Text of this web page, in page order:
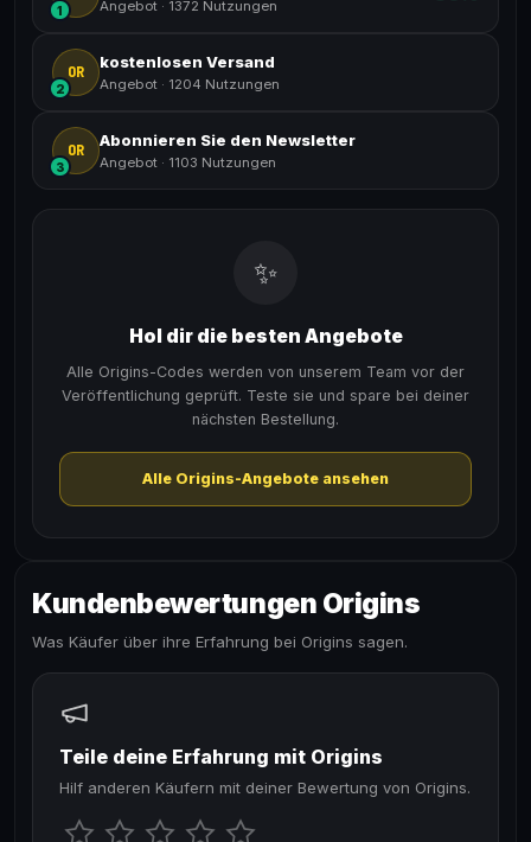
1 Angebot · 1372 Nutzungen
OR
2
kostenlosen Versand
Angebot · 1204 Nutzungen
OR
3
Abonnieren Sie den Newsletter
Angebot · 1103 Nutzungen
✨
Hol dir die besten Angebote
Alle Origins-Codes werden von unserem Team vor der
Veröffentlichung geprüft. Teste sie und spare bei deiner
nächsten Bestellung.
Alle Origins-Angebote ansehen
Kundenbewertungen Origins
Was Käufer über ihre Erfahrung bei Origins sagen.
Teile deine Erfahrung mit Origins
Hilf anderen Käufern mit deiner Bewertung von Origins.